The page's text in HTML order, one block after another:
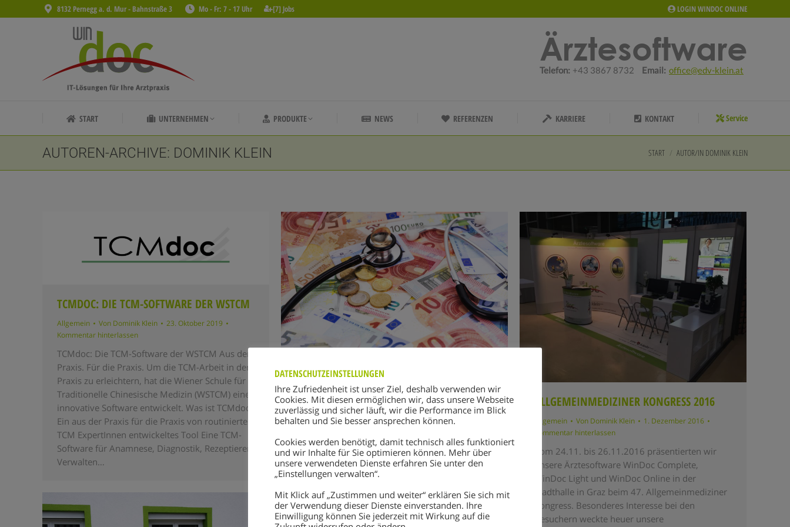
8132 Pernegg a. d. Mur - Bahnstraße 3 Mo - Fr: 7 - 17 Uhr [7] Jobs LOGIN WINDOC ONLINE
Ärztesoftware
Telefon: +43 3867 8732 Email: office@edv-klein.at
START UNTERNEHMEN PRODUKTE NEWS REFERENZEN KARRIERE KONTAKT Service
AUTOREN-ARCHIVE: DOMINIK KLEIN Sie befinden sich hier:
START AUTOR/IN DOMINIK KLEIN
TCMDOC: DIE TCM-SOFTWARE DER WSTCM
Allgemein Von Dominik Klein
23. Oktober 2019
Kommentar hinterlassen
TCMdoc: Die TCM-Software der WSTCM Aus der
Praxis. Für die Praxis. Um die TCM-Arbeit in der
Praxis zu erleichtern, hat die Wiener Schule für
Traditionelle Chinesische Medizin (WSTCM) eine
innovative Software entwickelt. Was ist TCMdoc?
Ein aus der Praxis für die Praxis von routinierten
TCM ExpertInnen entwickeltes Tool Eine TCM-
Software für Anamnese, Diagnostik, Rezeptieren,
Verwalten…
REGISTRIERKASSENPFLICHT
Allgemein VonDominik Klein
27. März 2017
Kommentar hinterlassen
immer wieder von der
Registrierkassensicherheitsverordnung (RKSV).
Auch für viele Ärzte besteht die Pflicht zur
Nutzung einer Registrierkasse. Deshalb ist es
wichtig, dass die Registrierkasse möglichst
einfach und ohne viel Aufwand in den
ALLGEMEINMEDIZINER KONGRESS 2016
Allgemein Von Dominik Klein
1. Dezember 2016
Kommentar hinterlassen
Vom 24.11. bis 26.11.2016 präsentierten wir
unsere Ärztesoftware WinDoc Complete,
WinDoc Light und WinDoc Online in der
Stadthalle in Graz beim 47. Allgemeinmediziner
Kongress. Besonderes Interesse bei den
Besuchern weckte heuer unsere
DATENSCHUTZEINSTELLUNGEN
Ihre Zufriedenheit ist unser Ziel, deshalb verwenden wir
Cookies. Mit diesen ermöglichen wir, dass unsere Webseite
zuverlässig und sicher läuft, wir die Performance im Blick
behalten und Sie besser ansprechen können.
Cookies werden benötigt, damit technisch alles funktioniert
und wir Inhalte für Sie optimieren können. Mehr über
unsere verwendeten Dienste erfahren Sie unter den
„Einstellungen verwalten“.
Mit Klick auf „Zustimmen und weiter“ erklären Sie sich mit
der Verwendung dieser Dienste einverstanden. Ihre
Einwilligung können Sie jederzeit mit Wirkung auf die
START UNTERNEHMEN PRODUKTE NEWS REFERENZEN KARRIERE KONTAKT Service